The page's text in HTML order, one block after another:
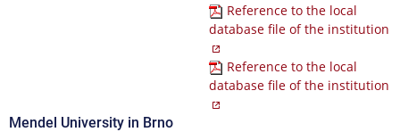
Reference to the local
database file of the institution
Reference to the local
database file of the institution
Mendel University in Brno